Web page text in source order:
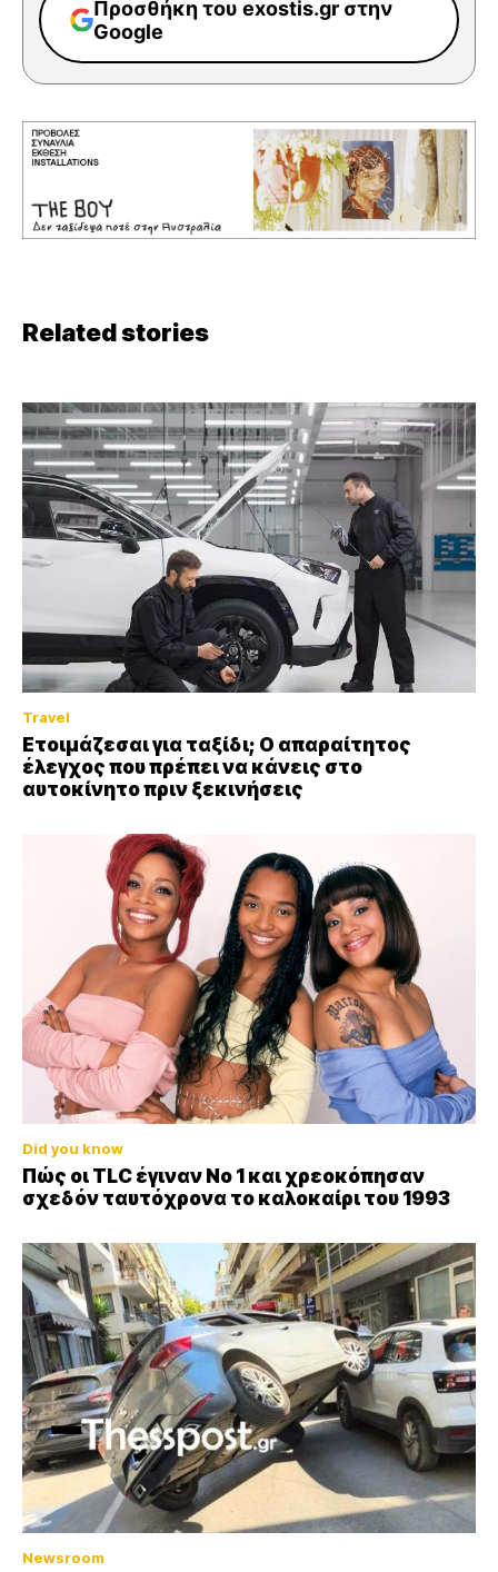
Προσθήκη του exostis.gr στην
Google
Related stories
Travel
Ετοιμάζεσαι για ταξίδι; Ο απαραίτητος
έλεγχος που πρέπει να κάνεις στο
αυτοκίνητο πριν ξεκινήσεις
Did you know
Πώς οι TLC έγιναν Νο 1 και χρεοκόπησαν
σχεδόν ταυτόχρονα το καλοκαίρι του 1993
Newsroom